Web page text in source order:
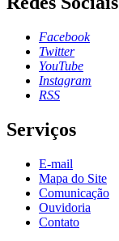
Facebook
Twitter
YouTube
Instagram
RSS
Serviços
E-mail
Mapa do Site
Comunicação
Ouvidoria
Contato